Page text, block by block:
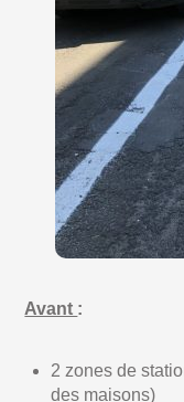
Avant :
2 zones de
des maisons)